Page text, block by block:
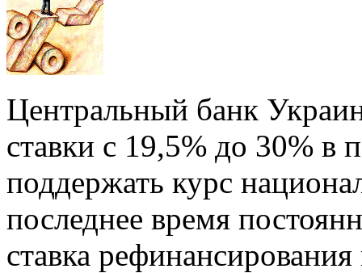
Центральный банк
ставки с 19,5% до 30% в
поддержать курс
последнее время
ставка